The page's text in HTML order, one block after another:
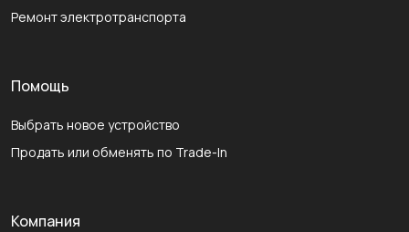
Ремонт электротранспорта
Помощь
Выбрать новое устройство
Продать или обменять по Trade-In
Компания